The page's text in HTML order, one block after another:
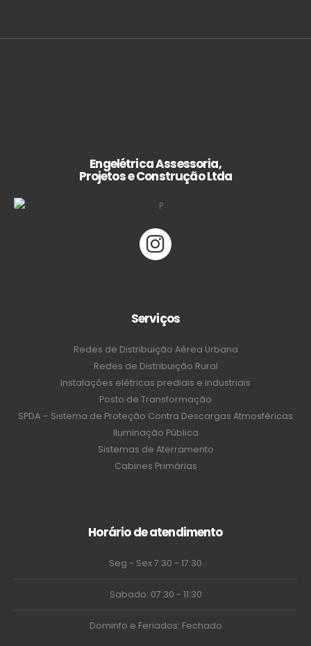
Engelétrica Assessoria,
Projetos e Construção Ltda
Serviços
Redes de Distribuição Aérea Urbana
Redes de Distribuição Rural
Instalações elétricas prediais e industriais
Posto de Transformação
SPDA – Sistema de Proteção Contra Descargas Atmosféricas
Iluminação Pública
Sistemas de Aterramento
Cabines Primárias
Horário de atendimento
Seg - Sex 7:30 - 17:30
Sabado: 07:30 - 11:30
Dominfo e Feriados: Fechado